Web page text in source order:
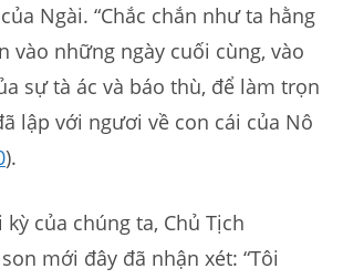
Ngài. “Chắc chắn như ta hằng
vào những ngày cuối cùng, vào
sự tà ác và báo thù, để làm trọn
lập với ngươi về con cái của Nô
).
của chúng ta, Chủ Tịch
mới đây đã nhận xét: “Tôi